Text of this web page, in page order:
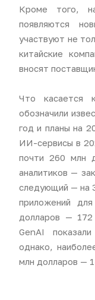
Кроме того,
появляются
участвуют не
китайские
вносят
Что касается
обозначили
год и планы на
ИИ-сервисы в
почти 260 млн
аналитиков —
следующий — на
приложений
долларов —
GenAI
однако,
млн долларов —